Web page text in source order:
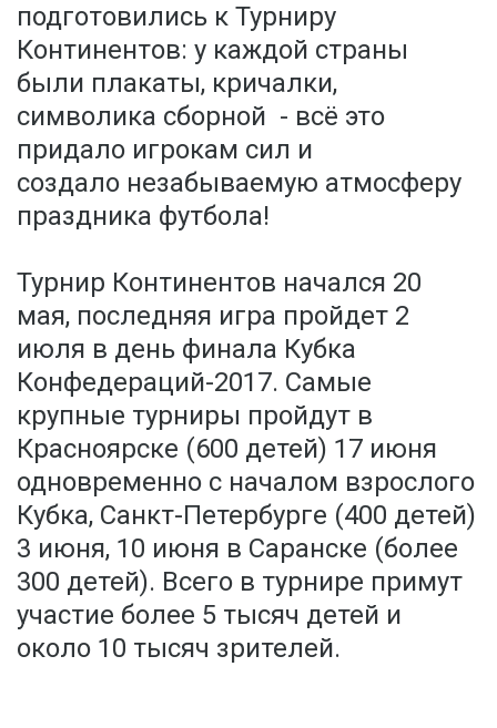
подготовились к Турниру
Континентов: у каждой страны
были плакаты, кричалки,
символика сборной - всё это
придало игрокам сил и
создало незабываемую атмосферу
праздника футбола!
Турнир Континентов начался 20
мая, последняя игра пройдет 2
июля в день финала Кубка
Конфедераций-2017. Самые
крупные турниры пройдут в
Красноярске (600 детей) 17 июня
одновременно с началом взрослого
Кубка, Санкт-Петербурге (400 детей)
3 июня, 10 июня в Саранске (более
300 детей). Всего в турнире примут
участие более 5 тысяч детей и
около 10 тысяч зрителей.